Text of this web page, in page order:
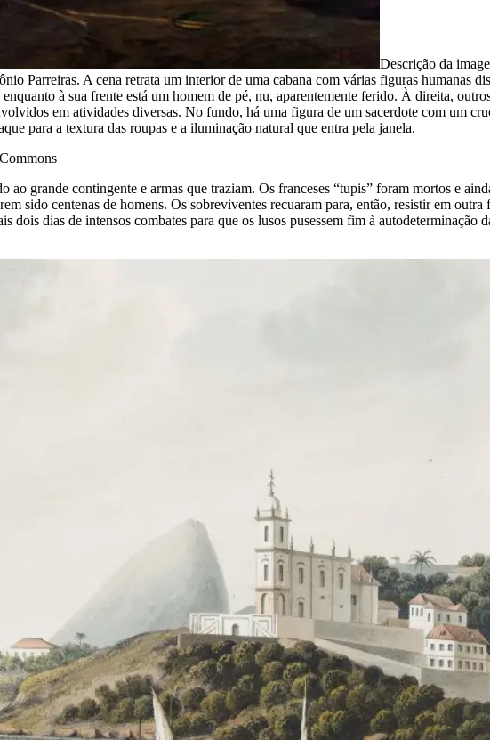
Descrição da
Parreiras. A cena retrata um interior de uma cabana com várias figuras humanas
à sua frente está um homem de pé, nu, aparentemente ferido. À direita,
em atividades diversas. No fundo, há uma figura de um sacerdote com um
para a textura das roupas e a iluminação natural que entra pela janela.
grande contingente e armas que traziam. Os franceses “tupis” foram mortos e
sido centenas de homens. Os sobreviventes recuaram para, então, resistir em
dias de intensos combates para que os lusos pusessem fim à autodeterminação